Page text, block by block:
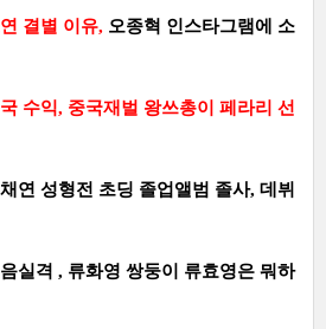
결별 이유, 오종혁 인스타그램에 소
수익, 중국재벌 왕쓰총이 페라리 선
연 성형전 초딩 졸업앨범 졸사, 데뷔
실격 , 류화영 쌍둥이 류효영은 뭐하